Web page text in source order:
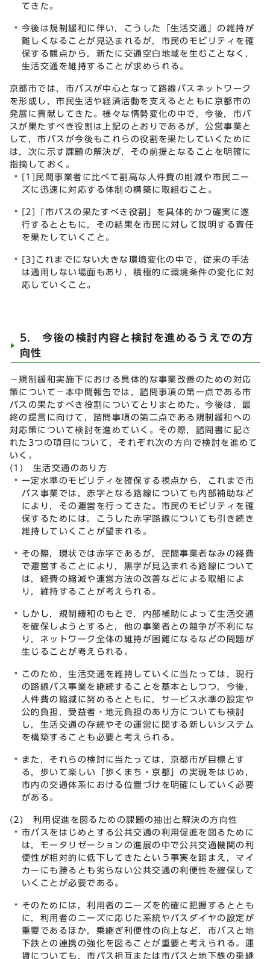
てきた。
今後は規制緩和に伴い，こうした「生活交通」の維持が
難しくなることが見込まれるが，市民のモビリティを確
保する観点から，新たに交通空白地域を生むことなく，
生活交通を維持することが求められる。
京都市では，市バスが中心となって路線バスネットワーク
を形成し，市民生活や経済活動を支えるとともに京都市の
発展に貢献してきた。様々な情勢変化の中で，今後，市バ
スが果たすべき役割は上記のとおりであるが，公営事業と
して，市バスが今後もこれらの役割を果たしていくために
は，次に示す課題の解決が，その前提となることを明確に
指摘しておく。
[1]民間事業者に比べて割高な人件費の削減や市民ニー
ズに迅速に対応する体制の構築に取組むこと。
[2]「市バスの果たすべき役割」を具体的かつ確実に遂
行するとともに，その結果を市民に対して説明する責任
を果たしていくこと。
[3]これまでにない大きな環境変化の中で，従来の手法
は通用しない場面もあり，積極的に環境条件の変化に対
応していくこと。
5. 今後の検討内容と検討を進めるうえでの方
向性
－規制緩和実施下における具体的な事業改善のための対応
策について－本中間報告では，諮問事項の第一点である市
バスの果たすべき役割についてとりまとめた。今後は，最
終の提言に向けて，諮問事項の第二点である規制緩和への
対応策について検討を進めていく。その際，諮問書に記さ
れた3つの項目について，それぞれ次の方向で検討を進めて
いく。
(1) 生活交通のあり方
一定水準のモビリティを確保する視点から，これまで市
バス事業では，赤字となる路線についても内部補助など
により，その運営を行ってきた。市民のモビリティを確
保するためには，こうした赤字路線についても引き続き
維持していくことが望まれる。
その際，現状では赤字であるが，民間事業者なみの経費
で運営することにより，黒字が見込まれる路線について
は，経費の縮減や運営方法の改善などによる取組によ
り，維持することが考えられる。
しかし，規制緩和のもとで，内部補助によって生活交通
を確保しようとすると，他の事業者との競争が不利にな
り，ネットワーク全体の維持が困難になるなどの問題が
生じることが考えられる。
このため，生活交通を維持していくに当たっては，現行
の路線バス事業を継続することを基本としつつ，今後，
人件費の縮減に努めるとともに，サービス水準の設定や
公的負担，受益者・地元負担のあり方についても検討
し，生活交通の存続やその運営に関する新しいシステム
を構築することも必要と考えられる。
また，それらの検討に当たっては，京都市が目標とす
る，歩いて楽しい「歩くまち・京都」の実現をはじめ，
市内の交通体系における位置づけを明確にしていく必要
がある。
(2) 利用促進を図るための課題の抽出と解決の方向性
市バスをはじめとする公共交通の利用促進を図るために
は，モータリゼーションの進展の中で公共交通機関の利
便性が相対的に低下してきたという事実を踏まえ，マイ
カーにも勝るとも劣らない公共交通の利便性を確保して
いくことが必要である。
そのためには，利用者のニーズを的確に把握するととも
に，利用者のニーズに応じた系統やバスダイヤの設定が
重要であるほか，乗継ぎ利便性の向上など，市バスと地
下鉄との連携の強化を図ることが重要と考えられる。運
賃についても，市バス相互または市バスと地下鉄の乗継